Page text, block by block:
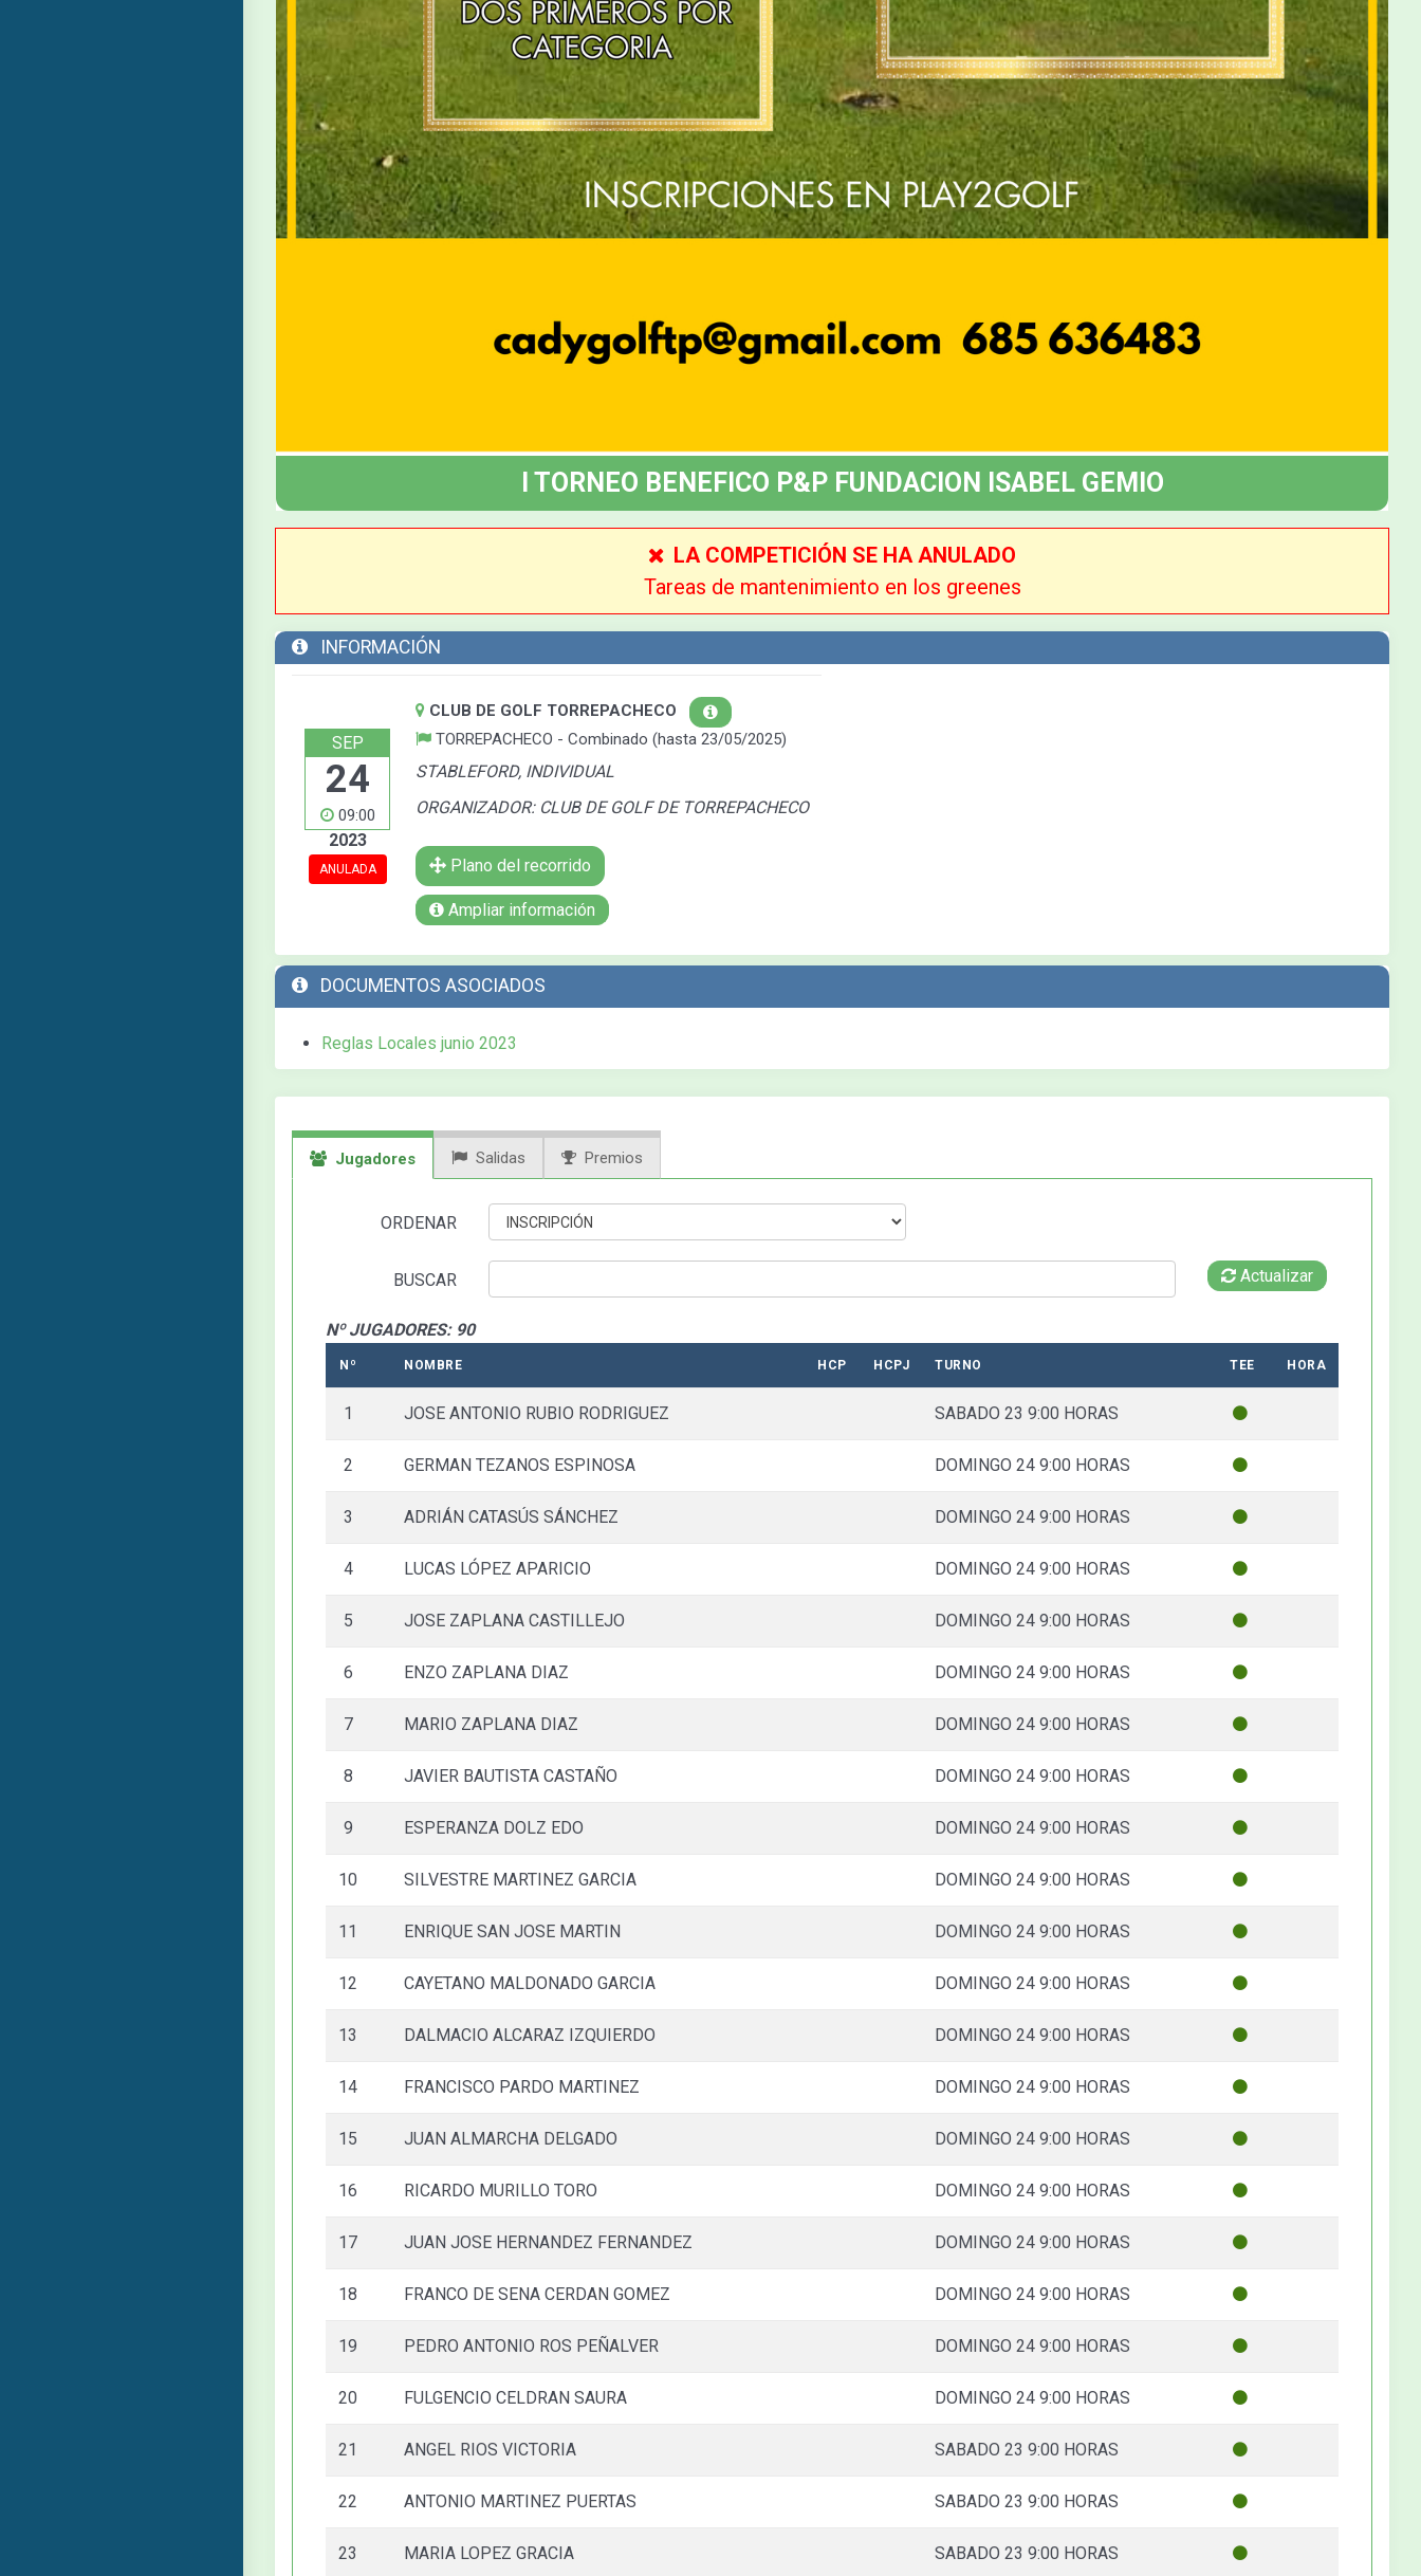
I TORNEO BENEFICO P&P FUNDACION ISABEL GEMIO
LA COMPETICIÓN SE HA ANULADO
Tareas de mantenimiento en los greenes
INFORMACIÓN
SEP
24
09:00
2023
ANULADA
CLUB DE GOLF TORREPACHECO
TORREPACHECO - Combinado (hasta 23/05/2025)
STABLEFORD, INDIVIDUAL
ORGANIZADOR: CLUB DE GOLF DE TORREPACHECO
Plano del recorrido
Ampliar información
DOCUMENTOS ASOCIADOS
Reglas Locales junio 2023
Jugadores Salidas Premios
ORDENAR
BUSCAR Actualizar
Nº JUGADORES: 90
Nº NOMBRE HCP HCPJ TURNO TEE HORA
1 JOSE ANTONIO RUBIO RODRIGUEZ SABADO 23 9:00 HORAS
2 GERMAN TEZANOS ESPINOSA DOMINGO 24 9:00 HORAS
3 ADRIÁN CATASÚS SÁNCHEZ DOMINGO 24 9:00 HORAS
4 LUCAS LÓPEZ APARICIO DOMINGO 24 9:00 HORAS
5 JOSE ZAPLANA CASTILLEJO DOMINGO 24 9:00 HORAS
6 ENZO ZAPLANA DIAZ DOMINGO 24 9:00 HORAS
7 MARIO ZAPLANA DIAZ DOMINGO 24 9:00 HORAS
8 JAVIER BAUTISTA CASTAÑO DOMINGO 24 9:00 HORAS
9 ESPERANZA DOLZ EDO DOMINGO 24 9:00 HORAS
10 SILVESTRE MARTINEZ GARCIA DOMINGO 24 9:00 HORAS
11 ENRIQUE SAN JOSE MARTIN DOMINGO 24 9:00 HORAS
12 CAYETANO MALDONADO GARCIA DOMINGO 24 9:00 HORAS
13 DALMACIO ALCARAZ IZQUIERDO DOMINGO 24 9:00 HORAS
14 FRANCISCO PARDO MARTINEZ DOMINGO 24 9:00 HORAS
15 JUAN ALMARCHA DELGADO DOMINGO 24 9:00 HORAS
16 RICARDO MURILLO TORO DOMINGO 24 9:00 HORAS
17 JUAN JOSE HERNANDEZ FERNANDEZ DOMINGO 24 9:00 HORAS
18 FRANCO DE SENA CERDAN GOMEZ DOMINGO 24 9:00 HORAS
19 PEDRO ANTONIO ROS PEÑALVER DOMINGO 24 9:00 HORAS
20 FULGENCIO CELDRAN SAURA DOMINGO 24 9:00 HORAS
21 ANGEL RIOS VICTORIA SABADO 23 9:00 HORAS
22 ANTONIO MARTINEZ PUERTAS SABADO 23 9:00 HORAS
23 MARIA LOPEZ GRACIA SABADO 23 9:00 HORAS